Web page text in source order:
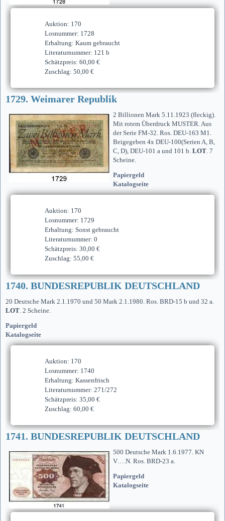
Auktion: 170
Losnummer: 1728
Erhaltung: Kaum gebraucht
Literaturnummer: 121 b
Schätzpreis: 60,00 €
Zuschlag: 50,00 €
1729. Weimarer Republik
2 Billionen Mark 5.11.1923 (fleckig).
Mit rotem Überdruck MUSTER. Aus
der Serie FM-32. Ros. DEU-163 M1.
Beigegeben 4x DEU-100(Serien A, B,
C, D), DEU-101 a und 101 b. LOT. 7
Scheine.
Papiergeld
Katalogseite
Auktion: 170
Losnummer: 1729
Erhaltung: Sonst gebraucht
Literaturnummer: 0
Schätzpreis: 30,00 €
Zuschlag: 55,00 €
1740. BUNDESREPUBLIK DEUTSCHLAND
20 Deutsche Mark 2.1.1970 und 50 Mark 2.1.1980. Ros. BRD-15 b und 32 a.
LOT. 2 Scheine.
Papiergeld
Katalogseite
Auktion: 170
Losnummer: 1740
Erhaltung: Kassenfrisch
Literaturnummer: 271/272
Schätzpreis: 35,00 €
Zuschlag: 60,00 €
1741. BUNDESREPUBLIK DEUTSCHLAND
500 Deutsche Mark 1.6.1977. KN
V….N. Ros. BRD-23 a.
Papiergeld
Katalogseite